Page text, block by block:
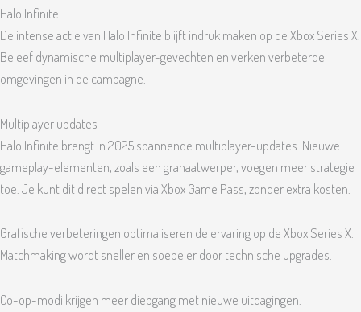
Halo Infinite
De intense actie van Halo Infinite blijft indruk maken op de Xbox Series X.
Beleef dynamische multiplayer-gevechten en verken verbeterde
omgevingen in de campagne.
Multiplayer updates
Halo Infinite brengt in 2025 spannende multiplayer-updates. Nieuwe
gameplay-elementen, zoals een granaatwerper, voegen meer strategie
toe. Je kunt dit direct spelen via Xbox Game Pass, zonder extra kosten.
Grafische verbeteringen optimaliseren de ervaring op de Xbox Series X.
Matchmaking wordt sneller en soepeler door technische upgrades.
Co-op-modi krijgen meer diepgang met nieuwe uitdagingen.